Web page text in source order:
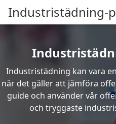
Industristädning-
Industristädning kan vara
när det gäller att jämföra
guide och använder vår
och tryggaste